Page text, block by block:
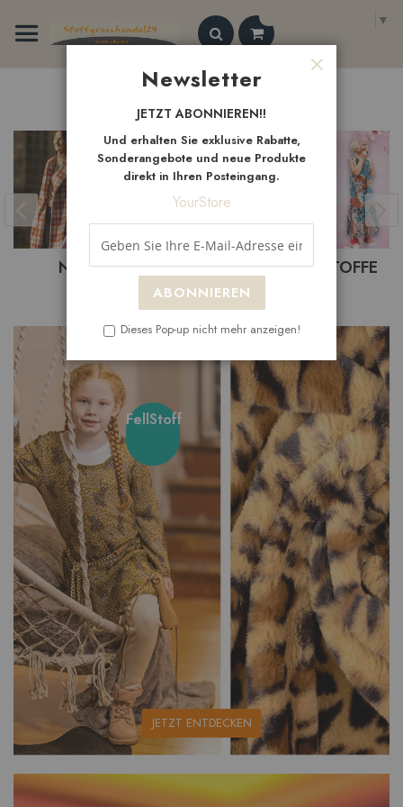
Inhalt
springen
▼
Search
NeueArtikel
BEKLEIDUNGSTOFFE BASTELSTOFFE
unsere
FellStoff
JETZT ENTDECKEN
Newsletter
JETZT ABONNIEREN!!
Und erhalten Sie exklusive Rabatte,
Sonderangebote und neue Produkte
direkt in Ihren Posteingang.
YourStore
ABONNIEREN
Dieses Pop-up nicht mehr anzeigen!